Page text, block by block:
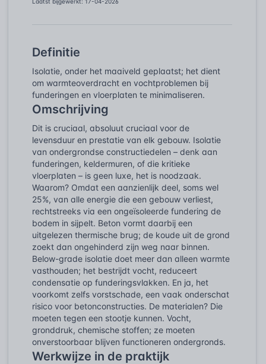
Definitie
Isolatie, onder het maaiveld geplaatst; het dient
om warmteoverdracht en vochtproblemen bij
funderingen en vloerplaten te minimaliseren.
Omschrijving
Dit is cruciaal, absoluut cruciaal voor de
levensduur en prestatie van elk gebouw. Isolatie
van ondergrondse constructiedelen – denk aan
funderingen, keldermuren, of die kritieke
vloerplaten – is geen luxe, het is noodzaak.
Waarom? Omdat een aanzienlijk deel, soms wel
25%, van alle energie die een gebouw verliest,
rechtstreeks via een ongeïsoleerde fundering de
bodem in sijpelt. Beton vormt daarbij een
uitgelezen thermische brug; de koude uit de grond
zoekt dan ongehinderd zijn weg naar binnen.
Below-grade isolatie doet meer dan alleen warmte
vasthouden; het bestrijdt vocht, reduceert
condensatie op funderingsvlakken. En ja, het
voorkomt zelfs vorstschade, een vaak onderschat
risico voor betonconstructies. De materialen? Die
moeten tegen een stootje kunnen. Vocht,
gronddruk, chemische stoffen; ze moeten
onverstoorbaar blijven functioneren ondergronds.
Werkwijze in de praktijk